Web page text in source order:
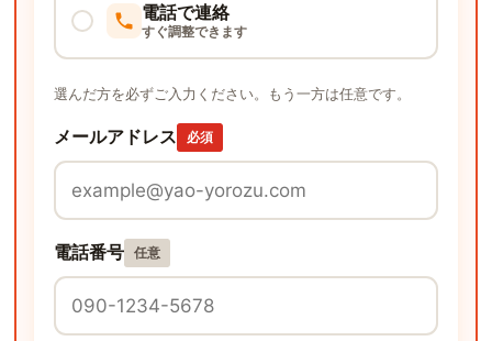
電話で連絡
すぐ調整できます
選んだ方を必ずご入力ください。もう一方は任意です。
メールアドレス 必須
電話番号 任意